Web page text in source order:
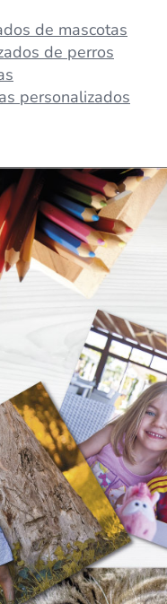
de mascotas
de perros
personalizados